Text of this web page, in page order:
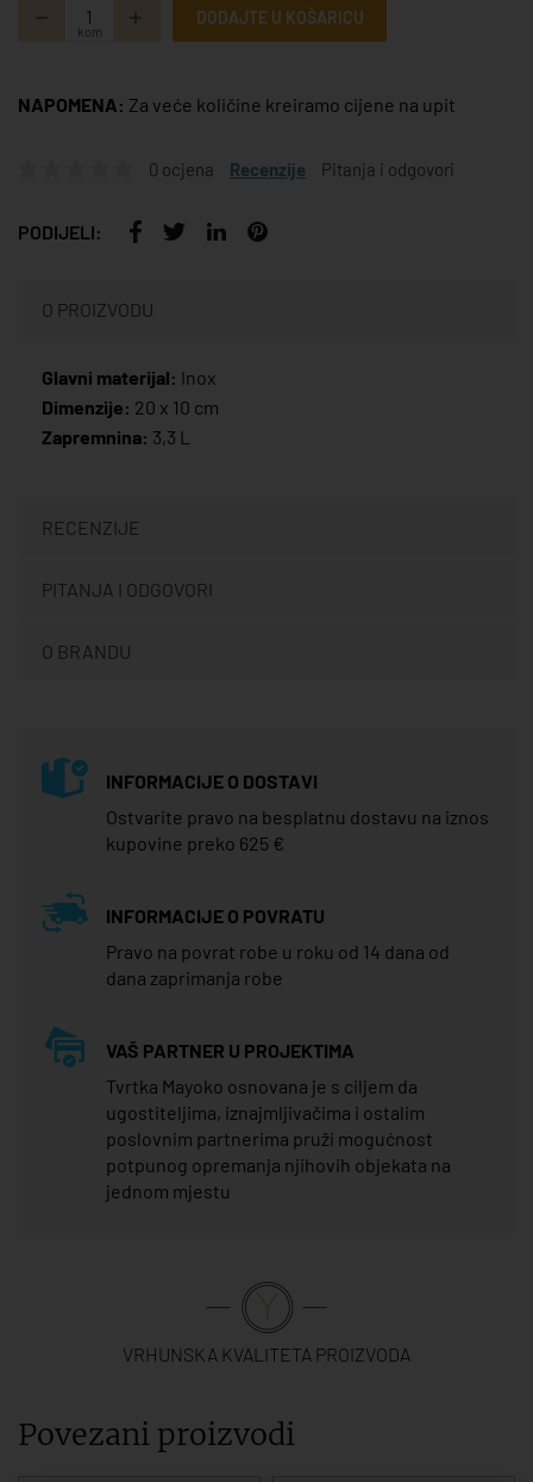
kom
DODAJTE U KOŠARICU
NAPOMENA: Za veće količine kreiramo cijene na upit
0 ocjena Recenzije Pitanja i odgovori
PODIJELI:
O PROIZVODU
Glavni materijal: Inox
Dimenzije: 20 x 10 cm
Zapremnina: 3,3 L
RECENZIJE
PITANJA I ODGOVORI
O BRANDU
INFORMACIJE O DOSTAVI
Ostvarite pravo na besplatnu dostavu na iznos
kupovine preko 625 €
INFORMACIJE O POVRATU
Pravo na povrat robe u roku od 14 dana od
dana zaprimanja robe
VAŠ PARTNER U PROJEKTIMA
Tvrtka Mayoko osnovana je s ciljem da
ugostiteljima, iznajmljivačima i ostalim
poslovnim partnerima pruži mogućnost
potpunog opremanja njihovih objekata na
jednom mjestu
VRHUNSKA KVALITETA PROIZVODA
Povezani proizvodi